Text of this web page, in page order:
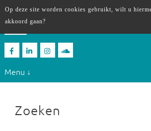
Menu ↓
Zoeken
Op deze site worden cookies gebruikt, wilt u
akkoord gaan?